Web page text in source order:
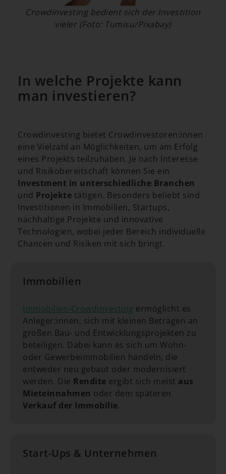
Crowdinvesting bedient sich der Investition
vieler (Foto: Tumisu/Pixabay)
In welche Projekte kann
man investieren?
Crowdinvesting bietet Crowdinvestoren:innen
eine Vielzahl an Möglichkeiten, um am Erfolg
eines Projekts teilzuhaben. Je nach Interesse
und Risikobereitschaft können Sie ein
Investment in unterschiedliche Branchen
und Projekte tätigen. Besonders beliebt sind
Investitionen in Immobilien, Startups,
nachhaltige Projekte und innovative
Technologien, wobei jeder Bereich individuelle
Chancen und Risiken mit sich bringt.
Immobilien
Immobilien-Crowdinvesting ermöglicht es
Anleger:innen, sich mit kleinen Beträgen an
großen Bau- und Entwicklungsprojekten zu
beteiligen. Dabei kann es sich um Wohn-
oder Gewerbeimmobilien handeln, die
entweder neu gebaut oder modernisiert
werden. Die Rendite ergibt sich meist aus
Mieteinnahmen oder dem späteren
Verkauf der Immobilie.
Start-Ups & Unternehmen